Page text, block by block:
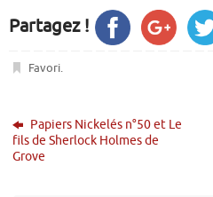
Partagez !
Favori.
Papiers Nickelés n°50 et Le
fils de Sherlock Holmes de
Grove